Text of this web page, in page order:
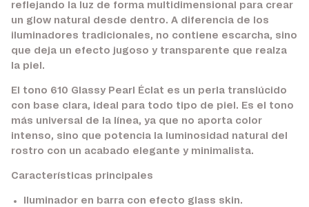
reflejando la luz de forma multidimensional para crear
un glow natural desde dentro. A diferencia de los
iluminadores tradicionales, no contiene escarcha, sino
que deja un efecto jugoso y transparente que realza
la piel.
El tono 610 Glassy Pearl Éclat es un perla translúcido
con base clara, ideal para todo tipo de piel. Es el tono
más universal de la línea, ya que no aporta color
intenso, sino que potencia la luminosidad natural del
rostro con un acabado elegante y minimalista.
Características principales
Iluminador en barra con efecto glass skin.